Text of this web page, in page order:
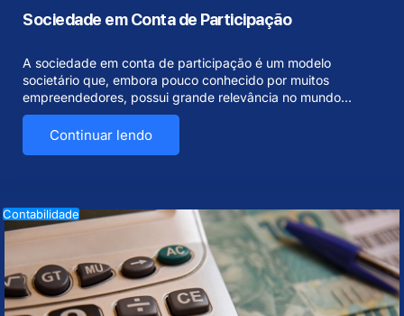
Sociedade em Conta de Participação
A sociedade em conta de participação é um modelo
societário que, embora pouco conhecido por muitos
empreendedores, possui grande relevância no mundo…
Continuar lendo
Contabilidade